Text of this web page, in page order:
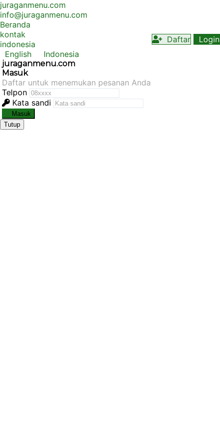
juraganmenu.com
info@juraganmenu.com
Beranda
kontak
indonesia
English
Indonesia
Daftar Login
juraganmenu.com
Masuk
Daftar untuk menemukan pesanan Anda
Telpon
Kata sandi
Masuk
Tutup